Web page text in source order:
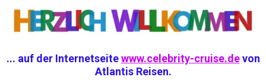
... auf der Internetseitewww.celebrity-cruise.devon
Atlantis Reisen.